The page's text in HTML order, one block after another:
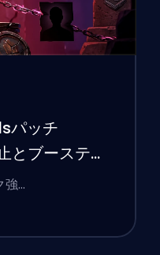
パッチ
とブーステ
…